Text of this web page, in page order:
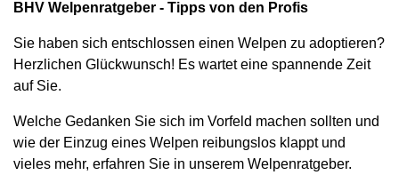
BHV Welpenratgeber - Tipps von den Profis
Sie haben sich entschlossen einen Welpen zu adoptieren?
Herzlichen Glückwunsch! Es wartet eine spannende Zeit
auf Sie.
Welche Gedanken Sie sich im Vorfeld machen sollten und
wie der Einzug eines Welpen reibungslos klappt und
vieles mehr, erfahren Sie in unserem Welpenratgeber.